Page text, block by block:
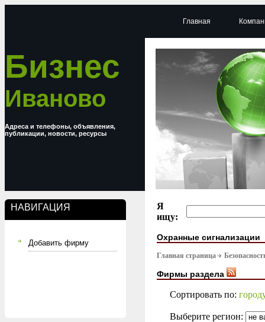
Бизнес
Иваново
Адреса и телефоны, объявления,
публикации, новости, ресурсы
НАВИГАЦИЯ
Добавить фирму
Главная
Я
ищу:
Охранные сигнализации
Главная страница
Фирмы раздела
Сортировать по:
Выберите регион: